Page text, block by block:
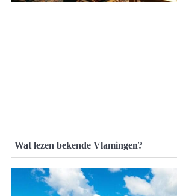
Wat lezen bekende Vlamingen?